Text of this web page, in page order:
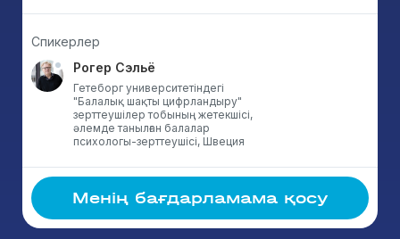
Спикерлер
Рогер Сэльё
Гетеборг университетіндегі
"Балалық шақты цифрландыру"
зерттеушілер тобының жетекшісі,
әлемде танылған балалар
психологы-зерттеушісі, Швеция
Менің бағдарламама қосу